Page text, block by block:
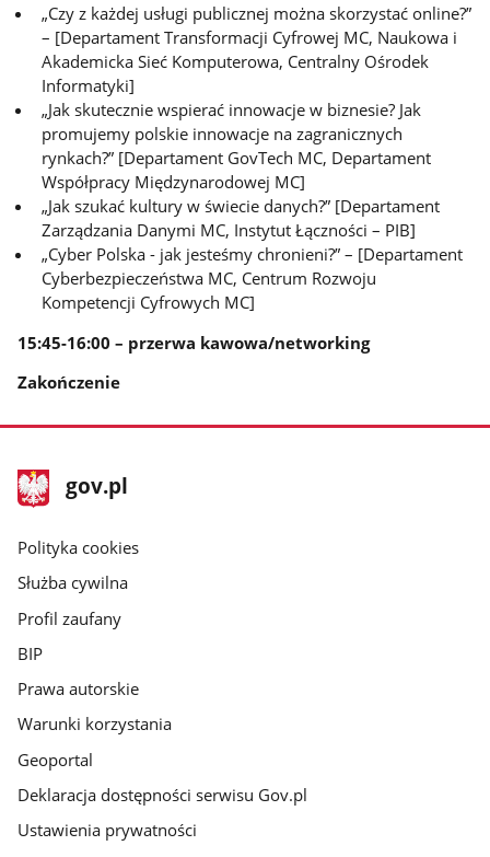
„Czy z każdej usługi publicznej można skorzystać online?”
– [Departament Transformacji Cyfrowej MC, Naukowa i
Akademicka Sieć Komputerowa, Centralny Ośrodek
Informatyki]
„Jak skutecznie wspierać innowacje w biznesie? Jak
promujemy polskie innowacje na zagranicznych
rynkach?” [Departament GovTech MC, Departament
Współpracy Międzynarodowej MC]
„Jak szukać kultury w świecie danych?” [Departament
Zarządzania Danymi MC, Instytut Łączności – PIB]
„Cyber Polska - jak jesteśmy chronieni?” – [Departament
Cyberbezpieczeństwa MC, Centrum Rozwoju
Kompetencji Cyfrowych MC]
15:45-16:00 – przerwa kawowa/networking
Zakończenie
stopka
gov.pl
Strona
gov.pl
gov.pl
Polityka cookies
Służba cywilna
Profil zaufany
BIP
Prawa autorskie
Warunki korzystania
Geoportal
Deklaracja dostępności serwisu Gov.pl
Ustawienia prywatności